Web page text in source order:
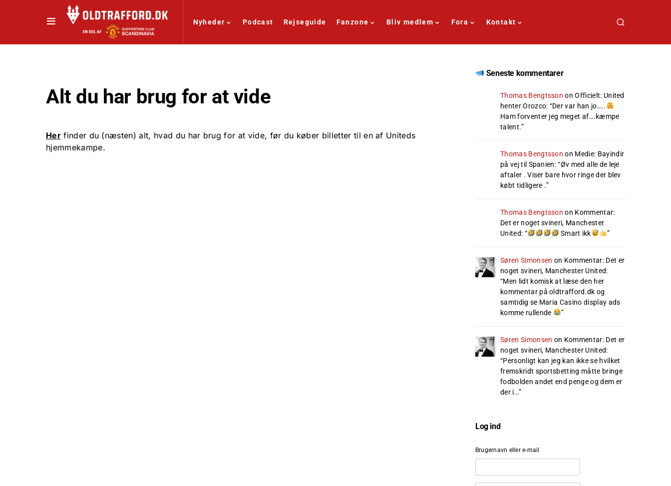
Nyheder Podcast Rejseguide Fanzone Bliv medlem Fora Kontakt
Alt du har brug for at vide
Herfinder du (næsten) alt, hvad du har brug for at vide, før du køber billetter til en af Uniteds
hjemmekampe.
Seneste kommentarer
Thomas Bengtsson onOfficielt: United
henter Orozco: “Der var han jo…..
Ham forventer jeg meget af….kæmpe
talent.”
Thomas Bengtsson on Medie: Bayindir
på vej til Spanien: “Øv med alle de leje
aftaler . Viser bare hvor ringe der blev
købt tidligere .”
Thomas Bengtsson on Kommentar:
Det er noget svineri, Manchester
United: “ Smart ikk ”
Søren Simonsen on Kommentar: Det er
noget svineri, Manchester United:
“Men lidt komisk at læse den her
kommentar på oldtrafford.dk og
samtidig se Maria Casino display ads
komme rullende
”
Søren Simonsen on Kommentar: Det er
noget svineri, Manchester United:
“Personligt kan jeg kan ikke se hvilket
fremskridt sportsbetting måtte bringe
fodbolden andet end penge og dem er
der i…”
Log ind
Brugernavn eller e-mail